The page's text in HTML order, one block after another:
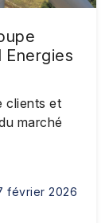
clients et
marché
février 2026